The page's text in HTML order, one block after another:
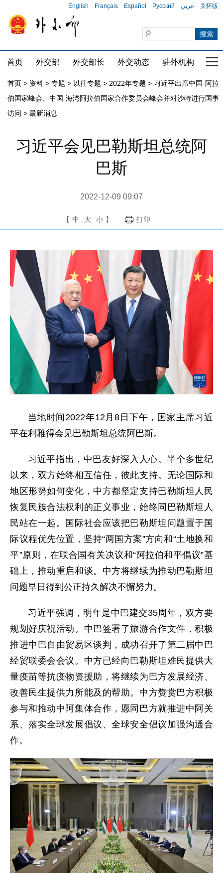
English Français Español Русский عربي 关怀版
首页 外交部 外交部长 外交动态 驻外机构 国
首页 > 资料 > 专题 > 以往专题 > 2022年专题 > 习近平出席中国-阿拉
伯国家峰会、中国-海湾阿拉伯国家合作委员会峰会并对沙特进行国事
访问 > 最新消息
习近平会见巴勒斯坦总统阿
巴斯
2022-12-09 09:07
【 中 大 小 】 打印
当地时间2022年12月8日下午，国家主席习近
平在利雅得会见巴勒斯坦总统阿巴斯。
习近平指出，中巴友好深入人心。半个多世纪
以来，双方始终相互信任，彼此支持。无论国际和
地区形势如何变化，中方都坚定支持巴勒斯坦人民
恢复民族合法权利的正义事业，始终同巴勒斯坦人
民站在一起。国际社会应该把巴勒斯坦问题置于国
际议程优先位置，坚持“两国方案”方向和“土地换和
平”原则，在联合国有关决议和“阿拉伯和平倡议”基
础上，推动重启和谈。中方将继续为推动巴勒斯坦
问题早日得到公正持久解决不懈努力。
习近平强调，明年是中巴建交35周年，双方要
规划好庆祝活动。中巴签署了旅游合作文件，积极
推进中巴自由贸易区谈判，成功召开了第二届中巴
经贸联委会会议。中方已经向巴勒斯坦难民提供大
量疫苗等抗疫物资援助，将继续为巴方发展经济、
改善民生提供力所能及的帮助。中方赞赏巴方积极
参与和推动中阿集体合作，愿同巴方就推进中阿关
系、落实全球发展倡议、全球安全倡议加强沟通合
作。